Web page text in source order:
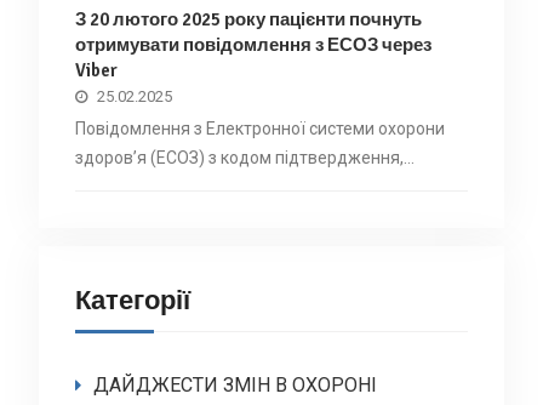
З 20 лютого 2025 року пацієнти почнуть
отримувати повідомлення з ЕСОЗ через
Viber
25.02.2025
Повідомлення з Електронної системи охорони
здоровʼя (ЕСОЗ) з кодом підтвердження,…
Категорії
ДАЙДЖЕСТИ ЗМІН В ОХОРОНІ